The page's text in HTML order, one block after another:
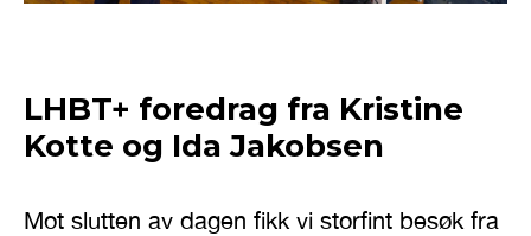
LHBT+ foredrag fra Kristine
Kotte og Ida Jakobsen
Mot slutten av dagen fikk vi storfint besøk fra